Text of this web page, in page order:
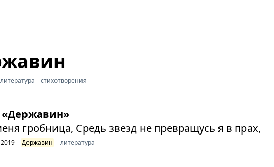
литература стихотворения
гробница, Средь звезд не превращусь я в прах,
2019 Державин литература